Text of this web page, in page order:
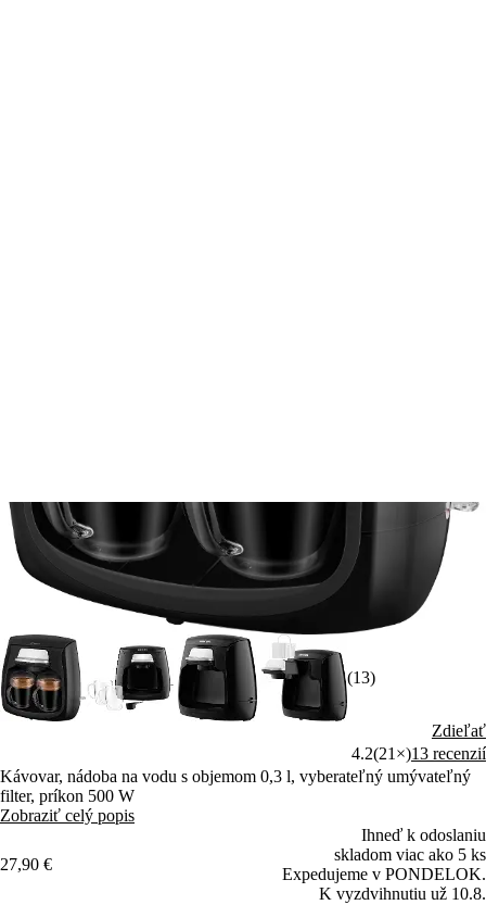
(13)
Zdieľať
4.2(21×)13 recenzií
Kávovar, nádoba na vodu s objemom 0,3 l, vyberateľný umývateľný
filter, príkon 500 W
Zobraziť celý popis
27,90 €
Ihneď k odoslaniu
skladom viac ako 5 ks
Expedujeme v PONDELOK.
K vyzdvihnutiu už 10.8.